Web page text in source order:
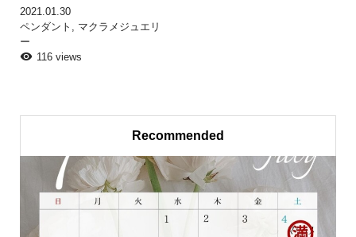
2021.01.30
ペンダント
マクラメジュエリ
ー
116 views
Recommended